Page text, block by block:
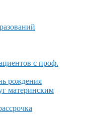
с проф.
рождения
материнским